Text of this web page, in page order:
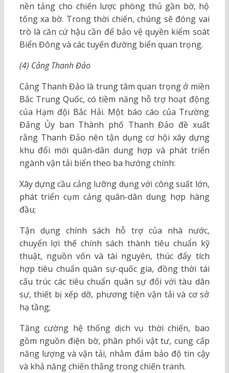
nền tảng cho chiến lược phòng thủ gần bờ, hộ
tống xa bờ. Trong thời chiến, chúng sẽ đóng vai
trò là căn cứ hậu cần để bảo vệ quyền kiểm soát
Biển Đông và các tuyến đường biển quan trọng.
(4) Cảng Thanh Đảo
Cảng Thanh Đảo là trung tâm quan trọng ở miền
Bắc Trung Quốc, có tiềm năng hỗ trợ hoạt động
của Hạm đội Bắc Hải. Một báo cáo của Trường
Đảng Ủy ban Thành phố Thanh Đảo đề xuất
rằng Thanh Đảo nên tận dụng cơ hội xây dựng
khu đổi mới quân-dân dung hợp và phát triển
ngành vận tải biển theo ba hướng chính:
Xây dựng cầu cảng lưỡng dụng với công suất lớn,
phát triển cụm cảng quân-dân dung hợp hàng
đầu;
Tận dụng chính sách hỗ trợ của nhà nước,
chuyển lợi thế chính sách thành tiêu chuẩn kỹ
thuật, nguồn vốn và tài nguyên, thúc đẩy tích
hợp tiêu chuẩn quân sự-quốc gia, đồng thời tái
cấu trúc các tiêu chuẩn quân sự đối với tàu dân
sự, thiết bị xếp dỡ, phương tiện vận tải và cơ sở
hạ tầng;
Tăng cường hệ thống dịch vụ thời chiến, bao
gồm nguồn điện bờ, phân phối vật tư, cung cấp
năng lượng và vận tải, nhằm đảm bảo độ tin cậy
và khả năng chiến thắng trong chiến tranh.